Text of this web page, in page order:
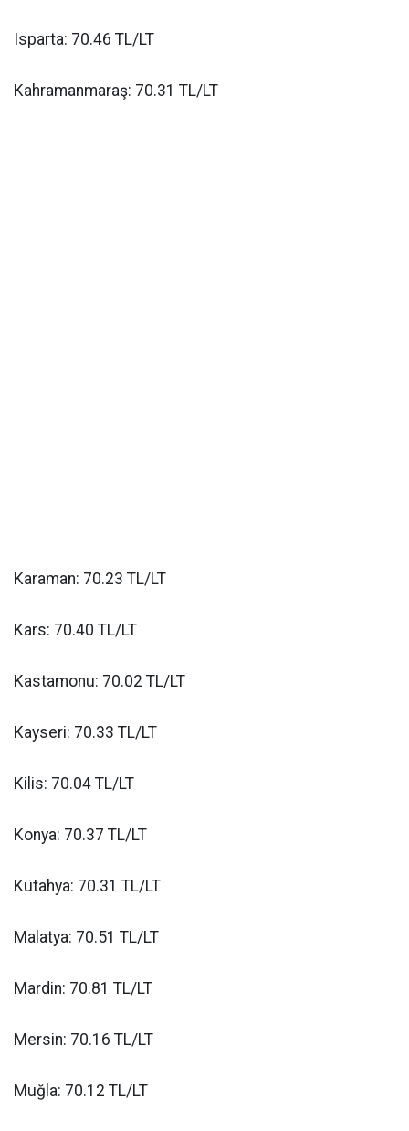
Isparta: 70.46 TL/LT
Kahramanmaraş: 70.31 TL/LT
Karaman: 70.23 TL/LT
Kars: 70.40 TL/LT
Kastamonu: 70.02 TL/LT
Kayseri: 70.33 TL/LT
Kilis: 70.04 TL/LT
Konya: 70.37 TL/LT
Kütahya: 70.31 TL/LT
Malatya: 70.51 TL/LT
Mardin: 70.81 TL/LT
Mersin: 70.16 TL/LT
Muğla: 70.12 TL/LT